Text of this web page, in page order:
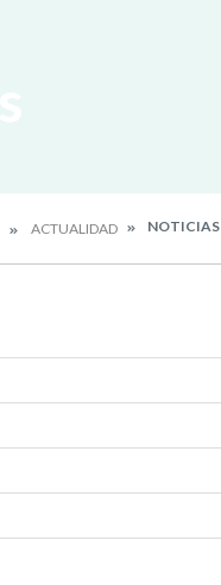
ACTUALIDAD NOTICIAS